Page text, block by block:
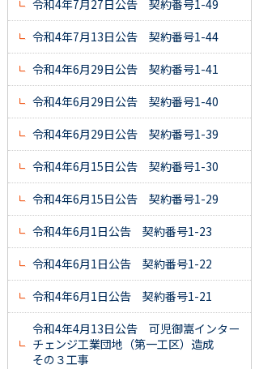
令和4年7月27日公告 契約番号1-49
令和4年7月13日公告 契約番号1-44
令和4年6月29日公告 契約番号1-41
令和4年6月29日公告 契約番号1-40
令和4年6月29日公告 契約番号1-39
令和4年6月15日公告 契約番号1-30
令和4年6月15日公告 契約番号1-29
令和4年6月1日公告 契約番号1-23
令和4年6月1日公告 契約番号1-22
令和4年6月1日公告 契約番号1-21
令和4年4月13日公告 可児御嵩インター
チェンジ工業団地（第一工区）造成
その３工事